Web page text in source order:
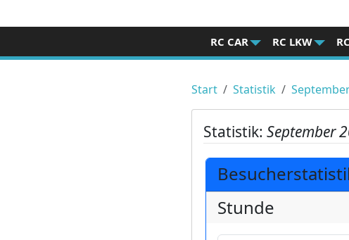
RC CAR RC LKW
Start Statistik
Statistik: September
Stunde